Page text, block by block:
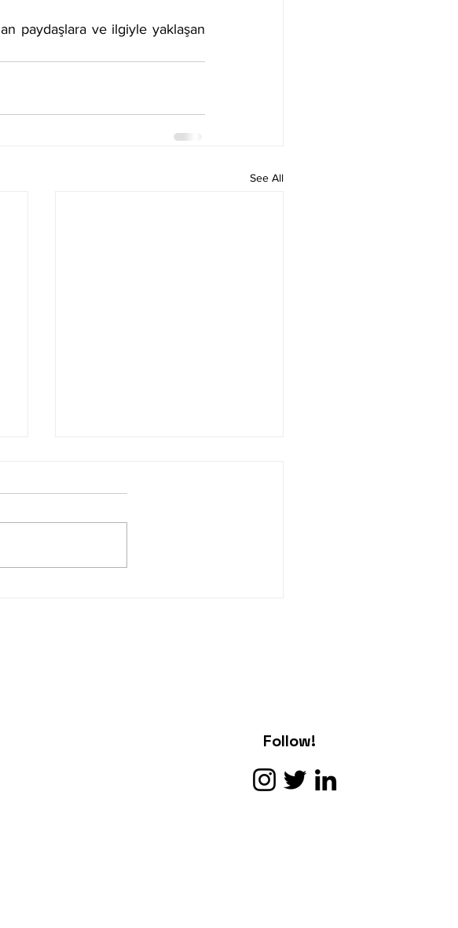
paydaşlara ve ilgiyle yaklaşan
See All
Follow!